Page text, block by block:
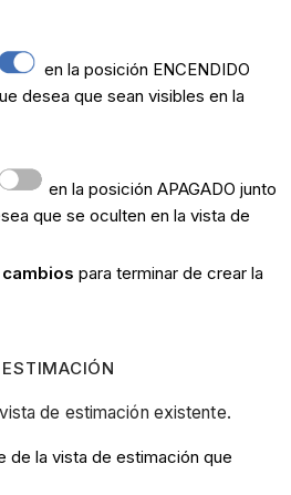
en la posición ENCENDIDO
desea que sean visibles en la
en la posición APAGADO junto
que se oculten en la vista de
para terminar de crear la
de estimación existente.
de la vista de estimación que